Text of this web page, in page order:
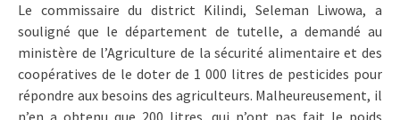
Le commissaire du district Kilindi, Seleman Liwowa, a
souligné que le département de tutelle, a demandé au
ministère de l’Agriculture de la sécurité alimentaire et des
coopératives de le doter de 1 000 litres de pesticides pour
répondre aux besoins des agriculteurs. Malheureusement, il